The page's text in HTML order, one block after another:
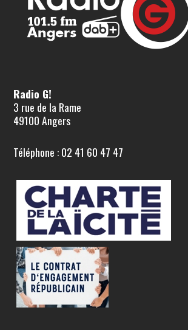
Radio G!
3 rue de la Rame
49100 Angers
Téléphone : 02 41 60 47 47